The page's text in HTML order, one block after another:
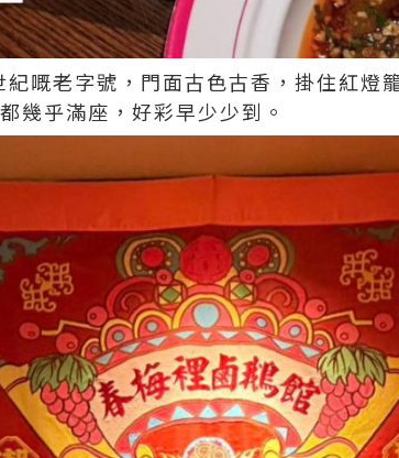
嘅老字號，門面古色古香，掛住紅燈
幾乎滿座，好彩早少少到。